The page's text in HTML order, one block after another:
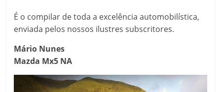
É o compilar de toda a excelência automobilística,
enviada pelos nossos ilustres subscritores.
Mário Nunes
Mazda Mx5 NA